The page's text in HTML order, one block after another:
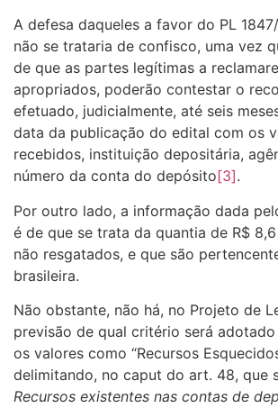
A defesa daqueles a favor do PL
não se trataria de confisco, uma vez
de que as partes legítimas a
apropriados, poderão contestar o
efetuado, judicialmente, até seis
data da publicação do edital com os
recebidos, instituição depositária,
número da conta do depósito[3].
Por outro lado, a informação dada
é de que se trata da quantia de R$
não resgatados, e que são
brasileira.
Não obstante, não há, no Projeto de
previsão de qual critério será
os valores como “Recursos
delimitando, no caput do art. 48, que
Recursos existentes nas contas de